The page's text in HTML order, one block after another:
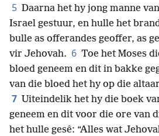
5 Daarna het hy jong manne
Israel gestuur, en hulle het
bulle as offerandes geoffer, as
vir Jehovah. 6 Toe het Moses
bloed geneem en dit in bakke
van die bloed het hy op die
7 Uiteindelik het hy die boek
geneem en dit voor die ore van
het hulle gesê: “Alles wat